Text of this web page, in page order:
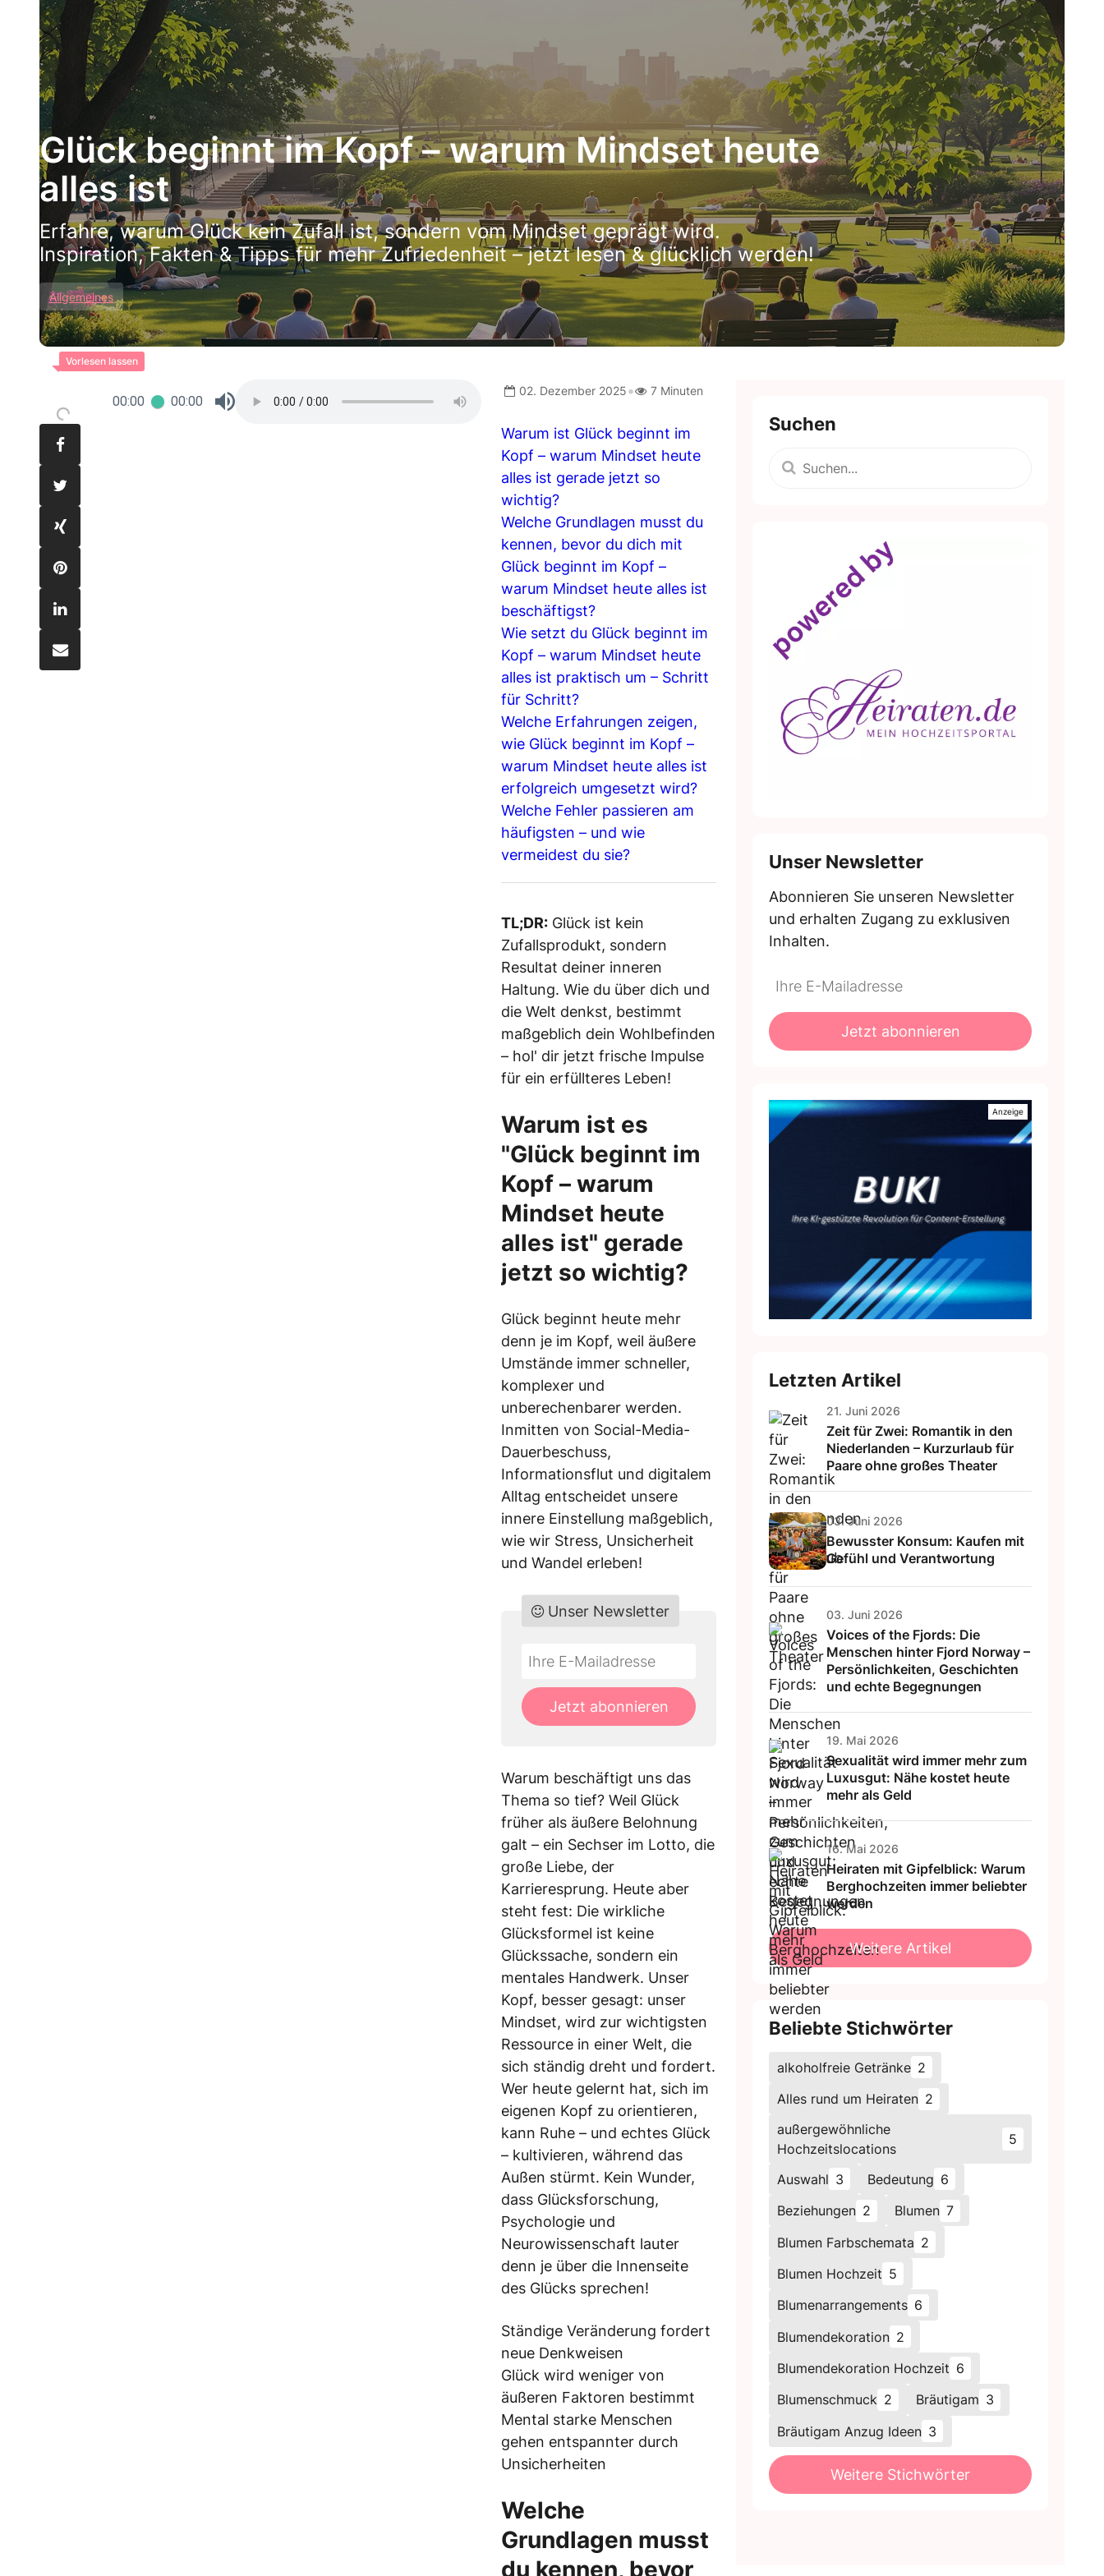
Glück beginnt im Kopf – warum Mindset heute
alles ist
Erfahre, warum Glück kein Zufall ist, sondern vom Mindset geprägt wird.
Inspiration, Fakten & Tipps für mehr Zufriedenheit – jetzt lesen & glücklich werden!
Allgemeines
00:00 00:00
02. Dezember 2025• 7 Minuten
Warum ist Glück beginnt im
Kopf – warum Mindset heute
alles ist gerade jetzt so
wichtig?
Welche Grundlagen musst du
kennen, bevor du dich mit
Glück beginnt im Kopf –
warum Mindset heute alles ist
beschäftigst?
Wie setzt du Glück beginnt im
Kopf – warum Mindset heute
alles ist praktisch um – Schritt
für Schritt?
Welche Erfahrungen zeigen,
wie Glück beginnt im Kopf –
warum Mindset heute alles ist
erfolgreich umgesetzt wird?
Welche Fehler passieren am
häufigsten – und wie
vermeidest du sie?
TL;DR: Glück ist kein
Zufallsprodukt, sondern
Resultat deiner inneren
Haltung. Wie du über dich und
die Welt denkst, bestimmt
maßgeblich dein Wohlbefinden
– hol' dir jetzt frische Impulse
für ein erfüllteres Leben!
Warum ist es
"Glück beginnt im
Kopf – warum
Mindset heute
alles ist" gerade
jetzt so wichtig?
Glück beginnt heute mehr
denn je im Kopf, weil äußere
Umstände immer schneller,
komplexer und
unberechenbarer werden.
Inmitten von Social-Media-
Dauerbeschuss,
Informationsflut und digitalem
Alltag entscheidet unsere
innere Einstellung maßgeblich,
wie wir Stress, Unsicherheit
und Wandel erleben!
Do
fill
this
Unser Newsletter
*Ihre
Mailadresse:
Jetzt abonnieren
Warum beschäftigt uns das
Thema so tief? Weil Glück
früher als äußere Belohnung
galt – ein Sechser im Lotto, die
große Liebe, der
Karrieresprung. Heute aber
steht fest: Die wirkliche
Glücksformel ist keine
Glückssache, sondern ein
mentales Handwerk. Unser
Kopf, besser gesagt: unser
Mindset, wird zur wichtigsten
Ressource in einer Welt, die
sich ständig dreht und fordert.
Wer heute gelernt hat, sich im
eigenen Kopf zu orientieren,
kann Ruhe – und echtes Glück
– kultivieren, während das
Außen stürmt. Kein Wunder,
dass Glücksforschung,
Psychologie und
Neurowissenschaft lauter
denn je über die Innenseite
des Glücks sprechen!
Ständige Veränderung fordert
neue Denkweisen
Glück wird weniger von
äußeren Faktoren bestimmt
Mental starke Menschen
gehen entspannter durch
Unsicherheiten
Welche
Grundlagen musst
du kennen, bevor
Suchen
Unser Newsletter
Abonnieren Sie unseren Newsletter
und erhalten Zugang zu exklusiven
Inhalten.
Do
fill
this
*Ihre
Mailadresse:Jetzt abonnieren
Letzten Artikel
21. Juni 2026
Zeit für Zwei: Romantik in den
Niederlanden – Kurzurlaub für
Paare ohne großes Theater
03. Juni 2026
Bewusster Konsum: Kaufen mit
Gefühl und Verantwortung
03. Juni 2026
Voices of the Fjords: Die
Menschen hinter Fjord Norway –
Persönlichkeiten, Geschichten
und echte Begegnungen
19. Mai 2026
Sexualität wird immer mehr zum
Luxusgut: Nähe kostet heute
mehr als Geld
16. Mai 2026
Heiraten mit Gipfelblick: Warum
Berghochzeiten immer beliebter
werden
Weitere Artikel
Beliebte Stichwörter
alkoholfreie Getränke 2
Alles rund um Heiraten 2
außergewöhnliche
Hochzeitslocations
5
Auswahl 3 Bedeutung 6
Beziehungen 2 Blumen 7
Blumen Farbschemata 2
Blumen Hochzeit 5
Blumenarrangements 6
Blumendekoration 2
Blumendekoration Hochzeit 6
Blumenschmuck 2 Bräutigam 3
Bräutigam Anzug Ideen 3
Weitere Stichwörter